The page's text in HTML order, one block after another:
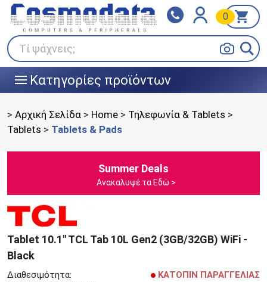
Τί ψάχνεις;
0
||| Κατηγορίες προϊόντων
Klarna
Πληρώστε σε 3
άτοκες δόσεις
BOX NOW
> Αρχική Σελίδα > Home > Τηλεφωνία & Tablets >
Tablets > Tablets & Pads
Summer Deals
Ανακαλυψέ τα Εδώ >
Tablet 10.1" TCL Tab 10L Gen2 (3GB/32GB) WiFi -
Black
Διαθεσιμότητα:
ΚΑΤΟΠΙΝ ΠΑΡΑΓΓΕΛΙΑΣ